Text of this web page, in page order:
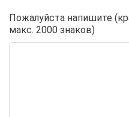
Пожалуйста напишите
макс. 2000 знаков)